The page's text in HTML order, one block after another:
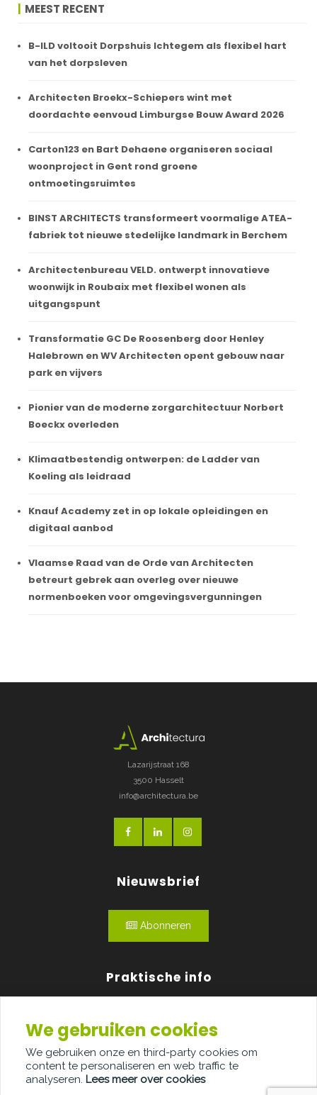
MEEST RECENT
B-ILD voltooit Dorpshuis Ichtegem als flexibel hart
van het dorpsleven
Architecten Broekx-Schiepers wint met
doordachte eenvoud Limburgse Bouw Award 2026
Carton123 en Bart Dehaene organiseren sociaal
woonproject in Gent rond groene
ontmoetingsruimtes
BINST ARCHITECTS transformeert voormalige ATEA-
fabriek tot nieuwe stedelijke landmark in Berchem
Architectenbureau VELD. ontwerpt innovatieve
woonwijk in Roubaix met flexibel wonen als
uitgangspunt
Transformatie GC De Roosenberg door Henley
Halebrown en WV Architecten opent gebouw naar
park en vijvers
Pionier van de moderne zorgarchitectuur Norbert
Boeckx overleden
Klimaatbestendig ontwerpen: de Ladder van
Koeling als leidraad
Knauf Academy zet in op lokale opleidingen en
digitaal aanbod
Vlaamse Raad van de Orde van Architecten
betreurt gebrek aan overleg over nieuwe
normenboeken voor omgevingsvergunningen
Lazarijstraat 168
3500 Hasselt
info@architectura.be
Nieuwsbrief
Abonneren
Praktische info
Over ons
Adverteren
We gebruiken cookies
We gebruiken onze en third-party cookies om
content te personaliseren en web traffic te
analyseren. Lees meer over cookies